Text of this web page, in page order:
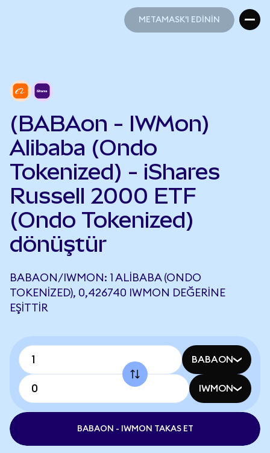
METAMASK'I EDİNİN
(BABAon - IWMon)
Alibaba (Ondo
Tokenized) - iShares
Russell 2000 ETF
(Ondo Tokenized)
dönüştür
BABAON/IWMON: 1 ALIBABA (ONDO
TOKENIZED), 0,426740 IWMON DEĞERINE
EŞITTIR
BABAON
IWMON
BABAON - IWMON TAKAS ET